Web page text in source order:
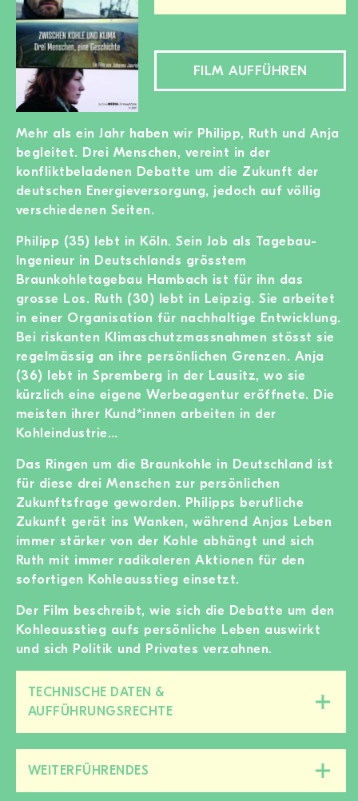
FILM AUFFÜHREN
Mehr als ein Jahr haben wir Philipp, Ruth und Anja
begleitet. Drei Menschen, vereint in der
konfliktbeladenen Debatte um die Zukunft der
deutschen Energieversorgung, jedoch auf völlig
verschiedenen Seiten.
Philipp (35) lebt in Köln. Sein Job als Tagebau-
Ingenieur in Deutschlands grösstem
Braunkohletagebau Hambach ist für ihn das
grosse Los. Ruth (30) lebt in Leipzig. Sie arbeitet
in einer Organisation für nachhaltige Entwicklung.
Bei riskanten Klimaschutzmassnahmen stösst sie
regelmässig an ihre persönlichen Grenzen. Anja
(36) lebt in Spremberg in der Lausitz, wo sie
kürzlich eine eigene Werbeagentur eröffnete. Die
meisten ihrer Kund*innen arbeiten in der
Kohleindustrie…
Das Ringen um die Braunkohle in Deutschland ist
für diese drei Menschen zur persönlichen
Zukunftsfrage geworden. Philipps berufliche
Zukunft gerät ins Wanken, während Anjas Leben
immer stärker von der Kohle abhängt und sich
Ruth mit immer radikaleren Aktionen für den
sofortigen Kohleausstieg einsetzt.
Der Film beschreibt, wie sich die Debatte um den
Kohleausstieg aufs persönliche Leben auswirkt
und sich Politik und Privates verzahnen.
TECHNISCHE DATEN &
AUFFÜHRUNGSRECHTE
WEITERFÜHRENDES
Bereich